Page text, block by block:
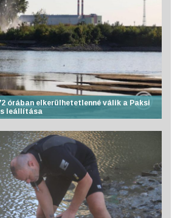
órában elkerülhetetlenné válik a Paksi
leállítása